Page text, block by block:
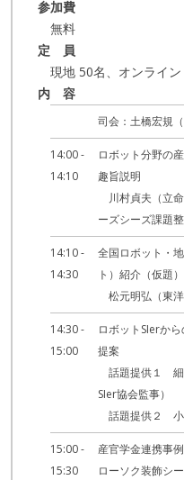
参加費
無料
定 員
現地 50名、オンライン
内 容
司会：土橋宏規（
14:00 -
14:10
ロボット分野の
趣旨説明
川村貞夫（立
ーズシーズ課題整
14:10 -
14:30
全国ロボット・
ト）紹介（仮題）
松元明弘（東洋
14:30 -
15:00
ロボットSIerか
提案
話題提供１ 細
SIer協会監事）
話題提供２ 小
15:00 -
15:30
産官学金連携事
ローソク装飾シ